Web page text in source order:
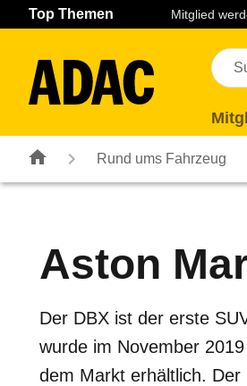
Navigation Seiteninhalt Fußzeile
Top Themen Mitglied
Rund ums Fahrzeug
Aston
Der DBX ist der erste
wurde im November
dem Markt erhältlich.